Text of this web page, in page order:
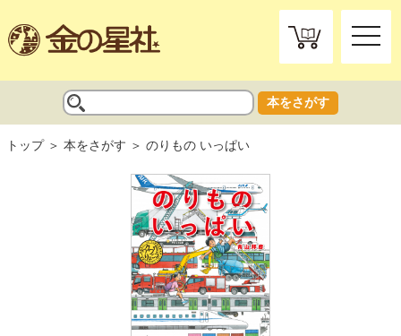
toggle
本をさがす
トップ 本をさがす のりもの いっぱい